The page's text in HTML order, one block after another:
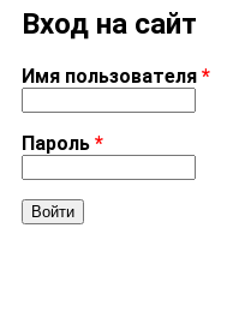
Вход на сайт
Имя пользователя *
Пароль *